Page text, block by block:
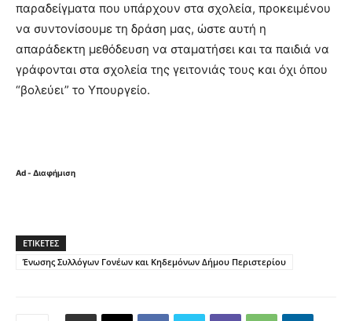
παραδείγματα που υπάρχουν στα σχολεία, προκειμένου
να συντονίσουμε τη δράση μας, ώστε αυτή η
απαράδεκτη μεθόδευση να σταματήσει και τα παιδιά να
γράφονται στα σχολεία της γειτονιάς τους και όχι όπου
“βολεύει” το Υπουργείο.
Ad - Διαφήμιση
ΕΤΙΚΈΤΕΣ
Ένωσης Συλλόγων Γονέων και Κηδεμόνων Δήμου Περιστερίου